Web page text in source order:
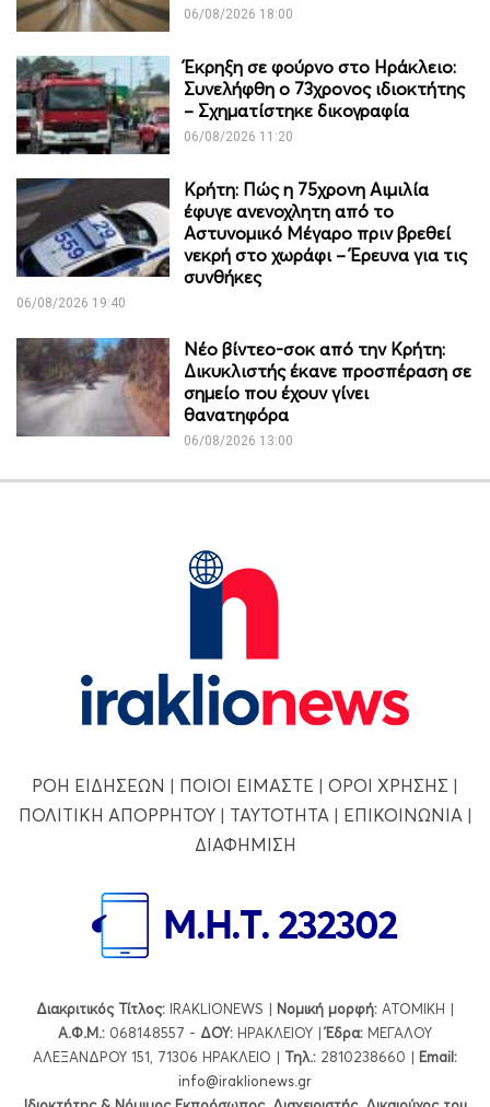
06/08/2026 18:00
Έκρηξη σε φούρνο στο Ηράκλειο:
Συνελήφθη ο 73χρονος ιδιοκτήτης
– Σχηματίστηκε δικογραφία
06/08/2026 11:20
Κρήτη: Πώς η 75χρονη Αιμιλία
έφυγε ανενοχλητη από το
Αστυνομικό Μέγαρο πριν βρεθεί
νεκρή στο χωράφι – Έρευνα για τις
συνθήκες
06/08/2026 19:40
Νέο βίντεο-σοκ από την Κρήτη:
Δικυκλιστής έκανε προσπέραση σε
σημείο που έχουν γίνει
θανατηφόρα
06/08/2026 13:00
ΡΟΗ ΕΙΔΗΣΕΩΝ | ΠΟΙΟΙ ΕΙΜΑΣΤΕ | ΟΡΟΙ ΧΡΗΣΗΣ |
ΠΟΛΙΤΙΚΗ ΑΠΟΡΡΗΤΟΥ| ΤΑΥΤΟΤΗΤΑ | ΕΠΙΚΟΙΝΩΝΙΑ |
ΔΙΑΦΗΜΙΣΗ
Διακριτικός Τίτλος: IRAKLIONEWS | Νομική μορφή: ΑΤΟΜΙΚΗ |
Α.Φ.Μ.: 068148557 - ΔΟΥ: ΗΡΑΚΛΕΙΟΥ |Έδρα: ΜΕΓΑΛΟΥ
ΑΛΕΞΑΝΔΡΟΥ 151, 71306 ΗΡΑΚΛΕΙΟ | Τηλ.: 2810238660 | Εmail:
info@iraklionews.gr